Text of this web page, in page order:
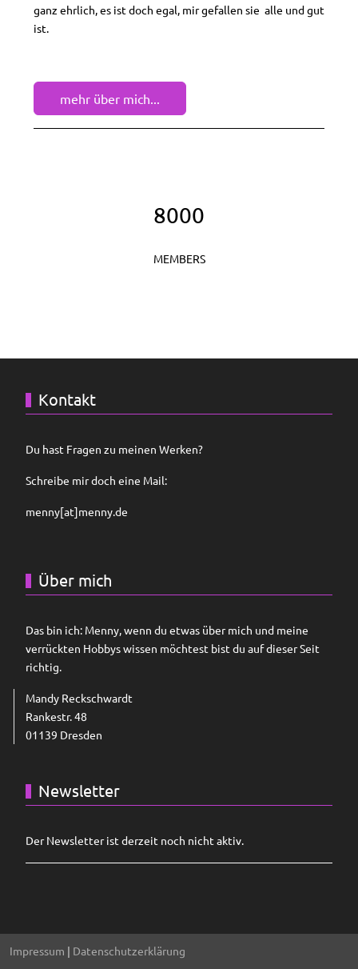
ganz ehrlich, es ist doch egal, mir gefallen sie alle und gut
ist.
mehr über mich...
8000
MEMBERS
Kontakt
Du hast Fragen zu meinen Werken?
Schreibe mir doch eine Mail:
menny[at]menny.de
Über mich
Das bin ich: Menny, wenn du etwas über mich und meine
verrückten Hobbys wissen möchtest bist du auf dieser Seit
richtig.
Mandy Reckschwardt
Rankestr. 48
01139 Dresden
Newsletter
Der Newsletter ist derzeit noch nicht aktiv.
Impressum | Datenschutzerklärung